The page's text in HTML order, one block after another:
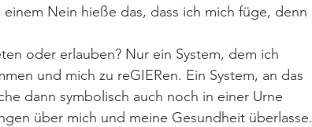
Nein hieße das, dass ich mich füge, denn
oder erlauben? Nur ein System, dem ich
und mich zu reGIERen. Ein System, an das
dann symbolisch auch noch in einer Urne
über mich und meine Gesundheit überlasse.